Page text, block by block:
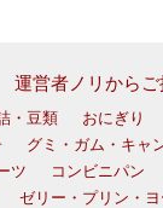
運営者ノリから
・豆類
おにぎり
グミ・ガム・キャ
ツ
コンビニパン
ゼリー・プリン・